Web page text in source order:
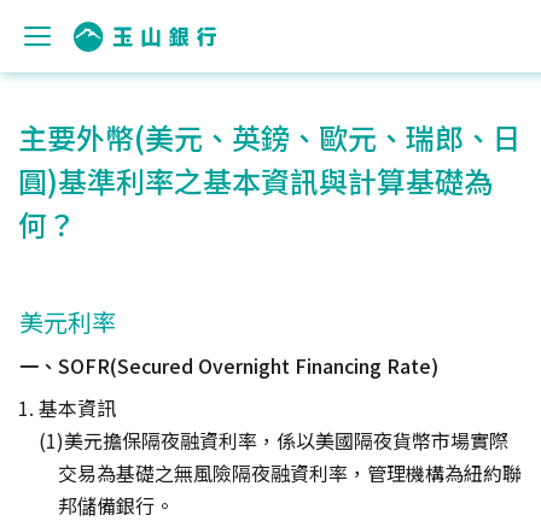
主要外幣(美元、英鎊、歐元、瑞郎、日
圓)基準利率之基本資訊與計算基礎為
何？
美元利率
一、SOFR(Secured Overnight Financing Rate)
基本資訊
美元擔保隔夜融資利率，係以美國隔夜貨幣市場實際
交易為基礎之無風險隔夜融資利率，管理機構為紐約聯
邦儲備銀行。